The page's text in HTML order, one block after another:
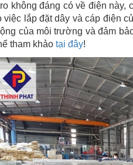
không đáng có về điện này,
việc lắp đặt dây và cáp điện
của môi trường và đảm
tham khảo tại đây!